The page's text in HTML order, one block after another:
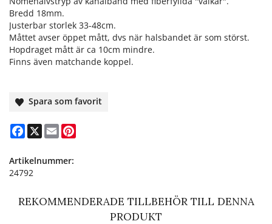
Bredd 18mm.
Justerbar storlek 33-48cm.
Måttet avser öppet mått, dvs när halsbandet är som störst.
Hopdraget mått är ca 10cm mindre.
Finns även matchande koppel.
Spara som favorit
Facebook
X Email
Artikelnummer:
24792
REKOMMENDERADE TILLBEHÖR TILL DENNA
PRODUKT